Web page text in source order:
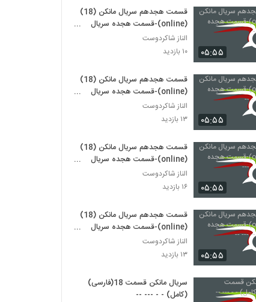
۰۵:۵۵
قسمت هجدهم سریال مانکن (18)
(online)-قسمت هجده سریال
مانکن-
الناز شاکردوست
۱۰ بازدید
۰۵:۵۵
قسمت هجدهم سریال مانکن (18)
(online)-قسمت هجده سریال
مانکن - --
الناز شاکردوست
۱۳ بازدید
۰۵:۵۵
قسمت هجدهم سریال مانکن (18)
(online)-قسمت هجده سریال
مانکن - ---
الناز شاکردوست
۱۶ بازدید
۰۵:۵۵
قسمت هجدهم سریال مانکن (18)
(online)-قسمت هجده سریال
مانکن-- --- --
الناز شاکردوست
۱۳ بازدید
سریال مانکن قسمت 18(فارسی)
(کامل) - - --- --